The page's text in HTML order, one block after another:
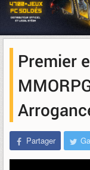
Premier
Partager